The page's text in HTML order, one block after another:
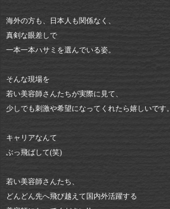
海外の方も、日本人も関係なく、
真剣な眼差しで
一本一本ハサミを選んでいる姿。
そんな現場を
若い美容師さんたちが実際に見て、
少しでも刺激や希望になってくれたら嬉しいです。
キャリアなんて
ぶっ飛ばして(笑)
若い美容師さんたち、
どんどん先へ飛び越えて国内外活躍する